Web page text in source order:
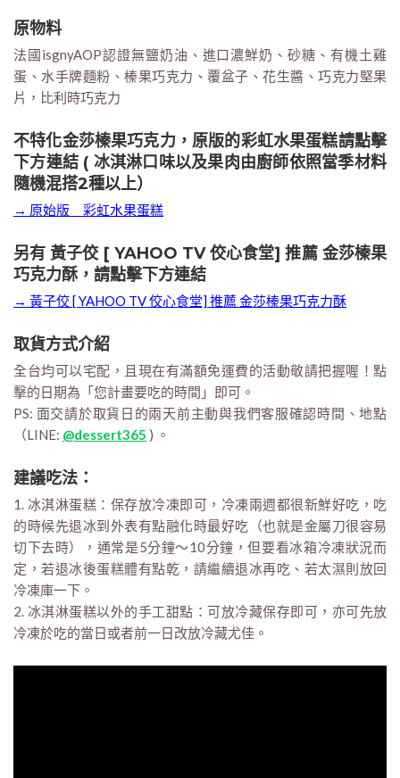
原物料
法國isgnyAOP認證無鹽奶油、進口濃鮮奶、砂糖、有機土雞
蛋、水手牌麵粉、榛果巧克力、覆盆子、花生醬、巧克力堅果
片，比利時巧克力
不特化金莎榛果巧克力，原版的彩虹水果蛋糕請點擊
下方連結 ( 冰淇淋口味以及果肉由廚師依照當季材料
隨機混搭2種以上）
→ 原始版＿彩虹水果蛋糕
另有 黃子佼 [ YAHOO TV 佼心食堂] 推薦 金莎榛果
巧克力酥，請點擊下方連結
→ 黃子佼 [ YAHOO TV 佼心食堂] 推薦 金莎榛果巧克力酥
取貨方式介紹
全台均可以宅配，且現在有滿額免運費的活動敬請把握喔！點
擊的日期為「您計畫要吃的時間」即可。
PS: 面交請於取貨日的兩天前主動與我們客服確認時間、地點
（LINE: @dessert365 ) 。
建議吃法：
1. 冰淇淋蛋糕：保存放冷凍即可，冷凍兩週都很新鮮好吃，吃
的時候先退冰到外表有點融化時最好吃（也就是金屬刀很容易
切下去時），通常是5分鐘～10分鐘，但要看冰箱冷凍狀況而
定，若退冰後蛋糕體有點乾，請繼續退冰再吃、若太濕則放回
冷凍庫一下。
2. 冰淇淋蛋糕以外的手工甜點：可放冷藏保存即可，亦可先放
冷凍於吃的當日或者前一日改放冷藏尤佳。